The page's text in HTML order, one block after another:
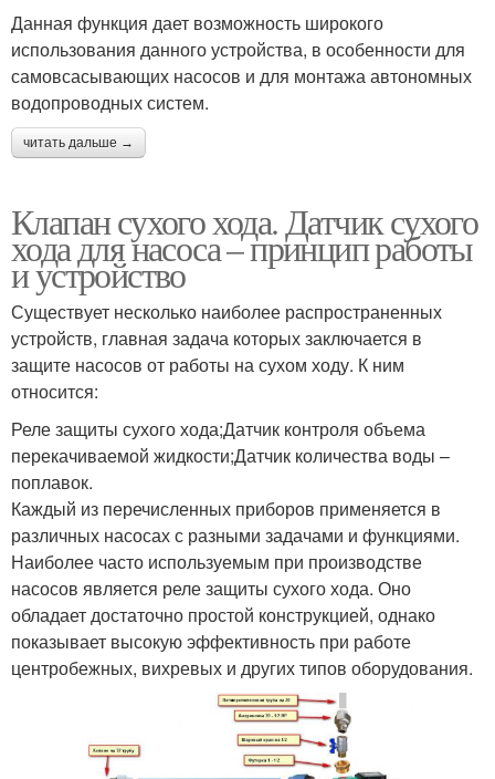
Данная функция дает возможность широкого
использования данного устройства, в особенности для
самовсасывающих насосов и для монтажа автономных
водопроводных систем.
читать дальше →
Клапан сухого хода. Датчик сухого
хода для насоса – принцип работы
и устройство
Существует несколько наиболее распространенных
устройств, главная задача которых заключается в
защите насосов от работы на сухом ходу. К ним
относится:
Реле защиты сухого хода;Датчик контроля объема
перекачиваемой жидкости;Датчик количества воды –
поплавок.
Каждый из перечисленных приборов применяется в
различных насосах с разными задачами и функциями.
Наиболее часто используемым при производстве
насосов является реле защиты сухого хода. Оно
обладает достаточно простой конструкцией, однако
показывает высокую эффективность при работе
центробежных, вихревых и других типов оборудования.